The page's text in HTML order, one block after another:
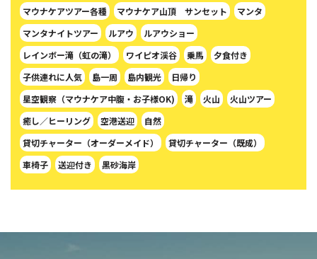
マウナケアツアー各種
マウナケア山頂 サンセット
マンタ
マンタナイトツアー
ルアウ
ルアウショー
レインボー滝（虹の滝）
ワイピオ渓谷 乗馬
夕食付き
子供連れに人気
島一周 島内観光
日帰り
星空観察（マウナケア中腹・お子様OK)
滝 火山
火山ツアー
癒し／ヒーリング
空港送迎
自然
貸切チャーター（オーダーメイド）
貸切チャーター（既成）
車椅子
送迎付き 黒砂海岸